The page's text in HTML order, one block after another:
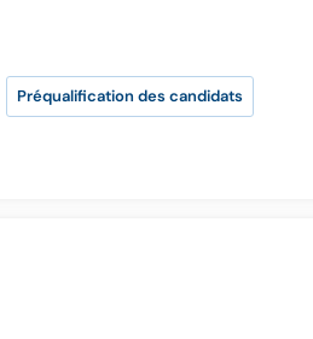
Préqualification des candidats